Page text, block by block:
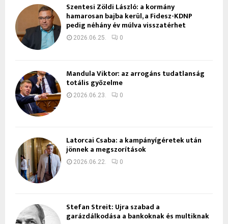
Szentesi Zöldi László: a kormány
hamarosan bajba kerül, a Fidesz-KDNP
pedig néhány év múlva visszatérhet
2026.06.25. 0
Mandula Viktor: az arrogáns tudatlanság
totális győzelme
2026.06.23. 0
Latorcai Csaba: a kampányígéretek után
jönnek a megszorítások
2026.06.22. 0
Stefan Streit: Újra szabad a
garázdálkodása a bankoknak és multiknak